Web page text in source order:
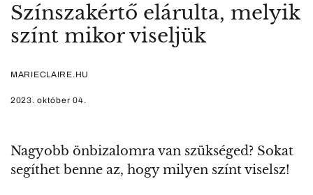
Színszakértő elárulta, melyik
színt mikor viseljük
MARIECLAIRE.HU
2023. október 04.
Nagyobb önbizalomra van szükséged? Sokat
segíthet benne az, hogy milyen színt viselsz!